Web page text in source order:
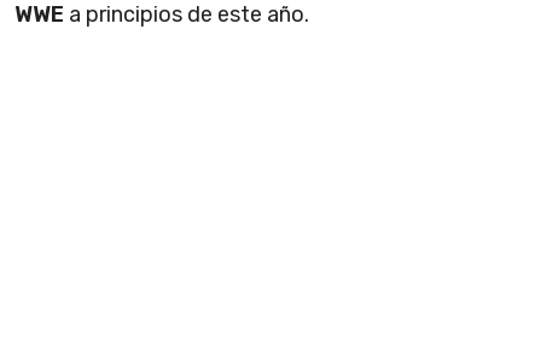
WWE a principios de este año.